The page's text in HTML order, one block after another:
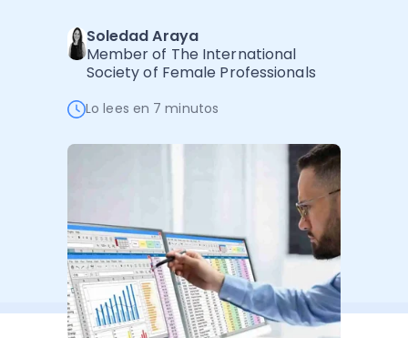
Administración Empresarial
Ver todo
Software Factura y Administración
Ver Todo
Soledad Araya
Member of The International
Society of Female Professionals
Lo lees en 7 minutos